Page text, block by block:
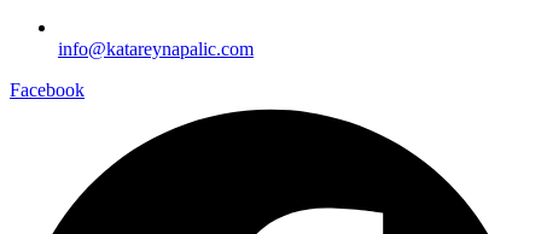
info@katareynapalic.com
Facebook